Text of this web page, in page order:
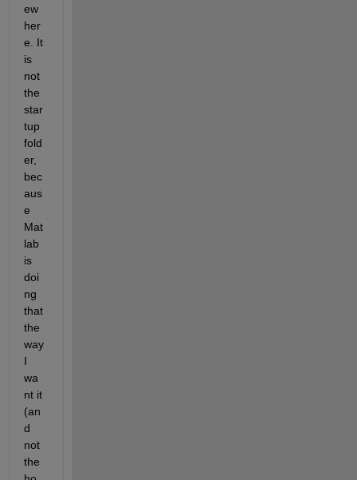
ew
her
e. It
is
not
the
star
tup
fold
er,
bec
aus
e
Mat
lab
is
doi
ng
that
the
way
I
wa
nt it
(an
d
not
the